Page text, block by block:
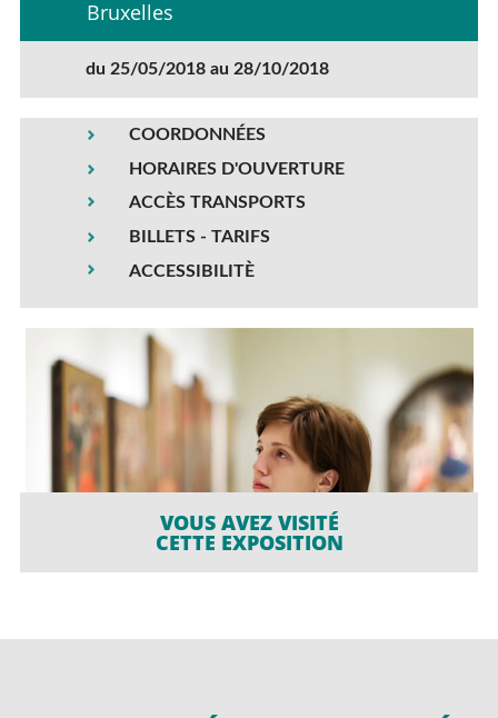
Bruxelles
du 25/05/2018 au 28/10/2018
COORDONNÉES
HORAIRES D'OUVERTURE
ACCÈS TRANSPORTS
BILLETS - TARIFS
ACCESSIBILITÈ
VOUS AVEZ VISITÉ
CETTE EXPOSITION